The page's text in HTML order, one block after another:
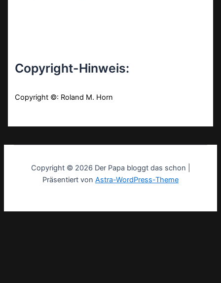
Copyright-Hinweis:
Copyright ©: Roland M. Horn
Copyright © 2026 Der Papa bloggt das schon |
Präsentiert von Astra-WordPress-Theme